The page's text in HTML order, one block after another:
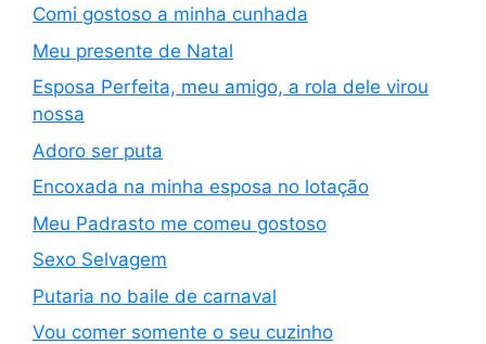
Comi gostoso a minha cunhada
Meu presente de Natal
Esposa Perfeita, meu amigo, a rola dele virou
nossa
Adoro ser puta
Encoxada na minha esposa no lotação
Meu Padrasto me comeu gostoso
Sexo Selvagem
Putaria no baile de carnaval
Vou comer somente o seu cuzinho